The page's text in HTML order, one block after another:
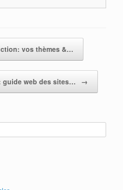
vos thèmes &…
guide web des sites… →